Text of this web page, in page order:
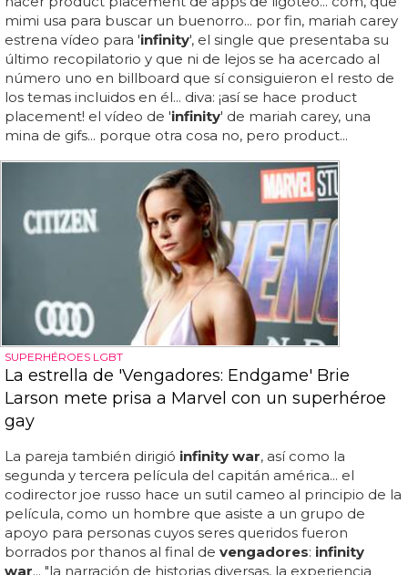
mimi usa para buscar un buenorro... por fin, mariah carey
estrena vídeo para 'infinity', el single que presentaba su
último recopilatorio y que ni de lejos se ha acercado al
número uno en billboard que sí consiguieron el resto de
los temas incluidos en él... diva: ¡así se hace product
placement! el vídeo de 'infinity' de mariah carey, una
mina de gifs... porque otra cosa no, pero product...
SUPERHÉROES LGBT
La estrella de 'Vengadores: Endgame' Brie
Larson mete prisa a Marvel con un superhéroe
gay
La pareja también dirigió infinity war, así como la
segunda y tercera película del capitán américa... el
codirector joe russo hace un sutil cameo al principio de la
película, como un hombre que asiste a un grupo de
apoyo para personas cuyos seres queridos fueron
borrados por thanos al final de vengadores: infinity
war... "la narración de historias diversas, la experiencia